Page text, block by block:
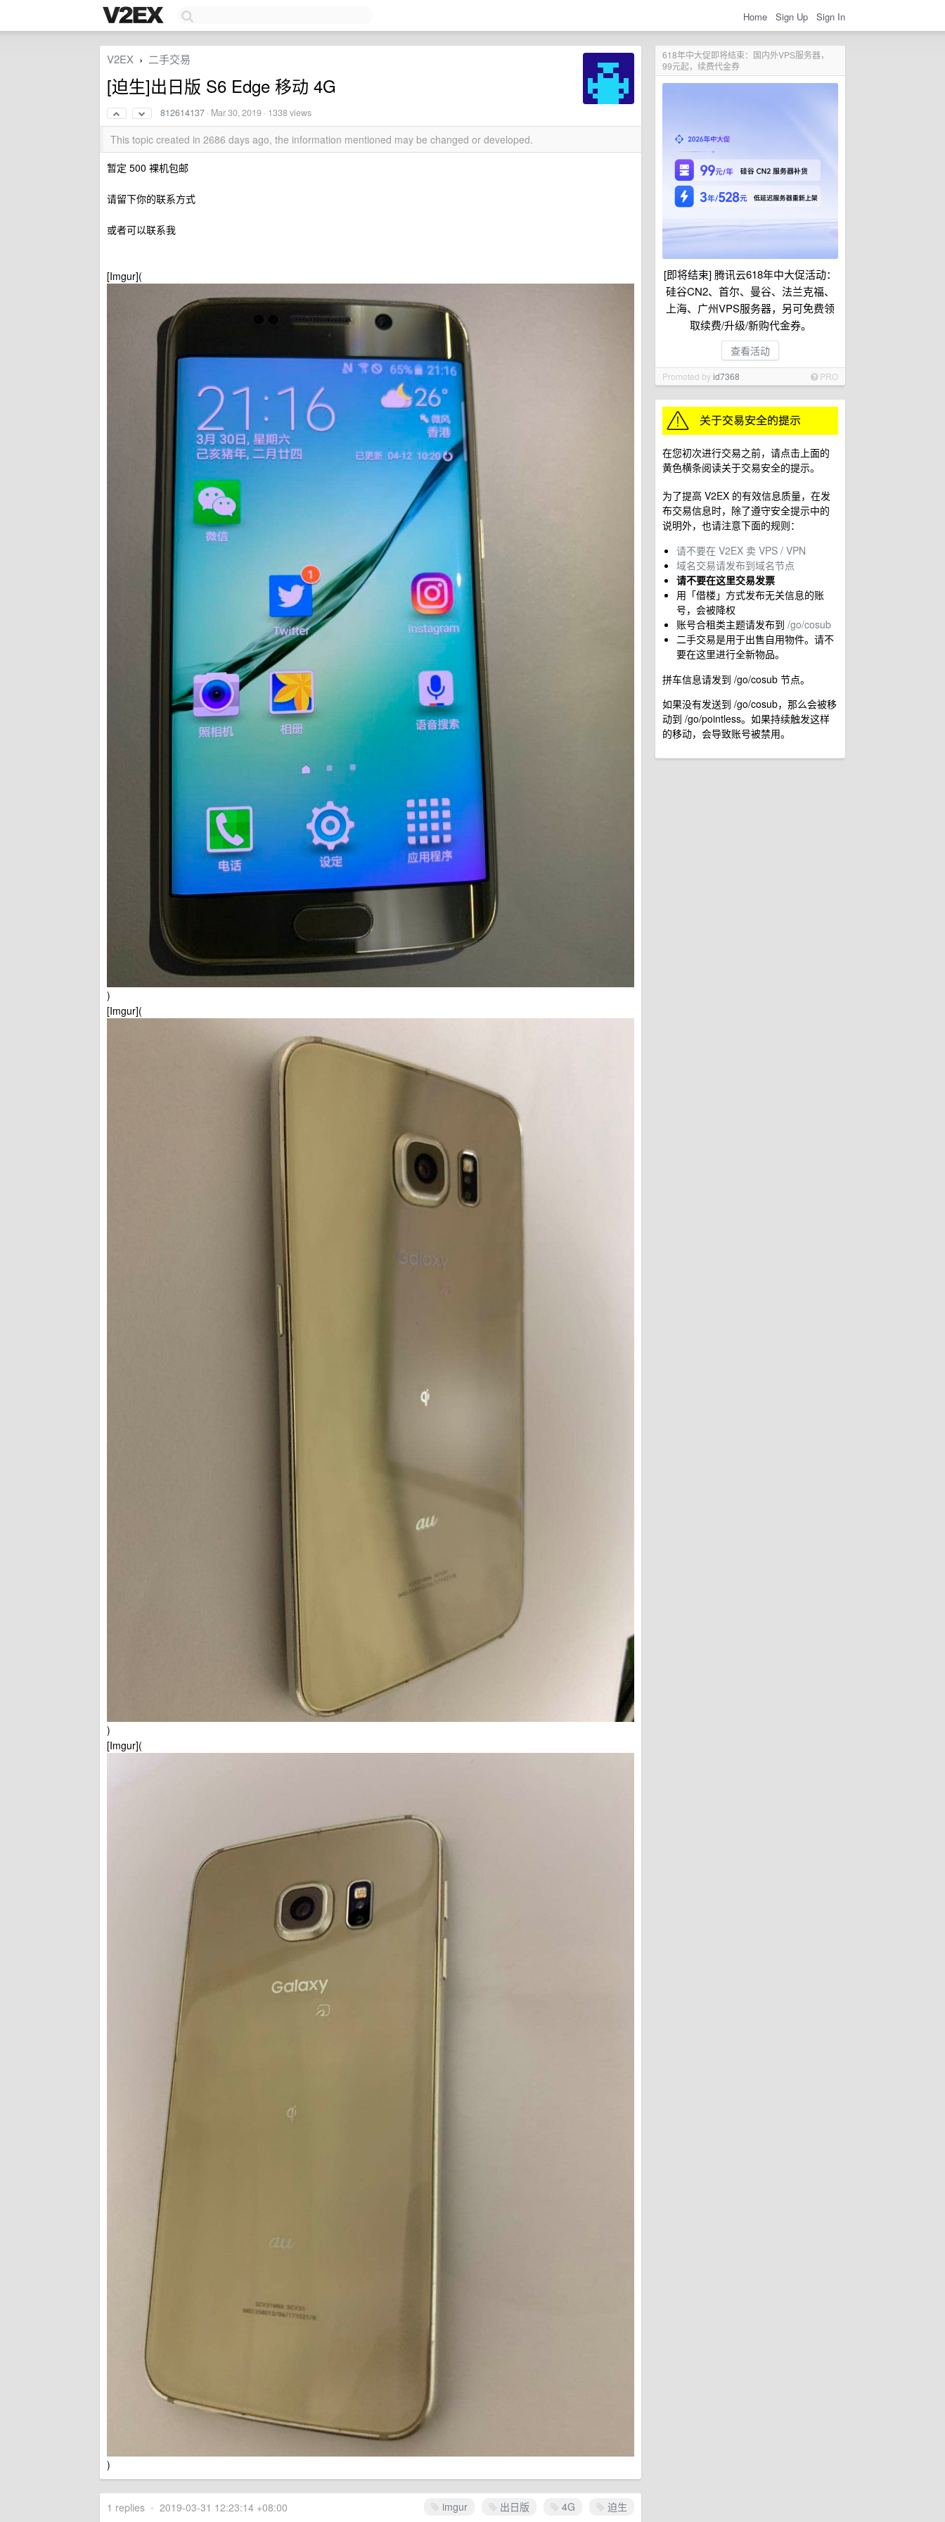
Home Sign Up Sign In
618年中大促即将结束：国内外VPS服务器，
99元起，续费代金券
[即将结束] 腾讯云618年中大促活动：
硅谷CN2、首尔、曼谷、法兰克福、
上海、广州VPS服务器，另可免费领
取续费/升级/新购代金券。
查看活动
Promoted byid7368 PRO
在您初次进行交易之前，请点击上面的
黄色横条阅读关于交易安全的提示。
为了提高 V2EX 的有效信息质量，在发
布交易信息时，除了遵守安全提示中的
说明外，也请注意下面的规则：
请不要在 V2EX 卖 VPS / VPN
域名交易请发布到域名节点
请不要在这里交易发票
用「借楼」方式发布无关信息的账
号，会被降权
账号合租类主题请发布到 /go/cosub
二手交易是用于出售自用物件。请不
要在这里进行全新物品。
拼车信息请发到 /go/cosub 节点。
如果没有发送到 /go/cosub，那么会被移
动到 /go/pointless。如果持续触发这样
的移动，会导致账号被禁用。
V2EX › 二手交易
[迫生]出日版 S6 Edge 移动 4G
812614137 · Mar 30, 2019 · 1338 views
This topic created in 2686 days ago, the information mentioned may be changed or developed.
暂定 500 裸机包邮
请留下你的联系方式
或者可以联系我
[Imgur](
)
[Imgur](
)
[Imgur](
)
imgur 出日版 4G 迫生
1 replies • 2019-03-31 12:23:14 +08:00